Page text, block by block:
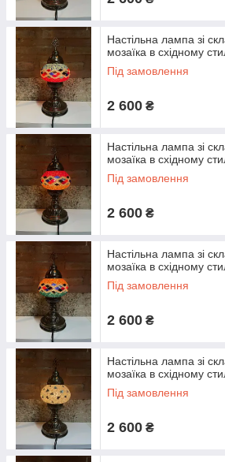
Настільна лампа зі
мозаїка в східному
Під замовлення
2 600 ₴
Настільна лампа зі
мозаїка в східному
Під замовлення
2 600 ₴
Настільна лампа зі
мозаїка в східному
Під замовлення
2 600 ₴
Настільна лампа зі
мозаїка в східному
Під замовлення
2 600 ₴